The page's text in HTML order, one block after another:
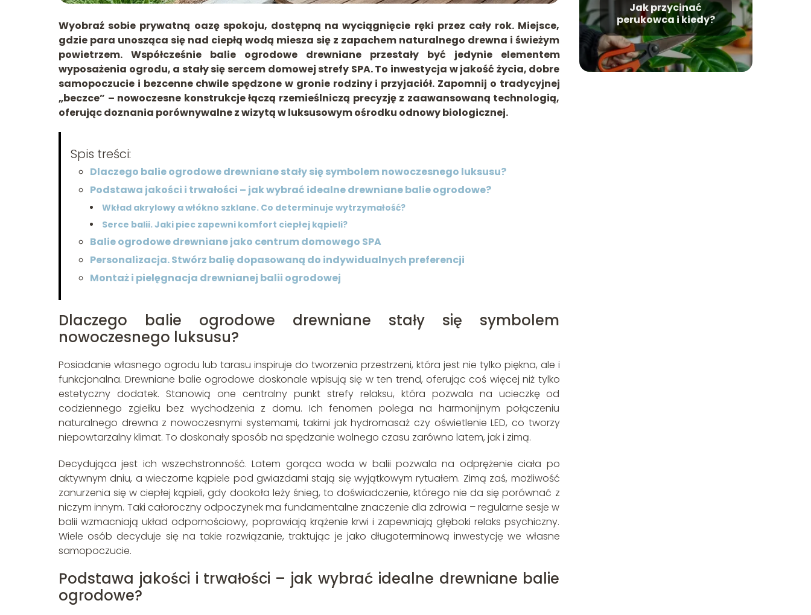
Wyobraź sobie prywatną oazę spokoju, dostępną na wyciągnięcie ręki przez cały rok. Miejsce,
gdzie para unosząca się nad ciepłą wodą miesza się z zapachem naturalnego drewna i świeżym
powietrzem. Współcześnie balie ogrodowe drewniane przestały być jedynie elementem
wyposażenia ogrodu, a stały się sercem domowej strefy SPA. To inwestycja w jakość życia, dobre
samopoczucie i bezcenne chwile spędzone w gronie rodziny i przyjaciół. Zapomnij o tradycyjnej
„beczce” – nowoczesne konstrukcje łączą rzemieślniczą precyzję z zaawansowaną technologią,
oferując doznania porównywalne z wizytą w luksusowym ośrodku odnowy biologicznej.
Spis treści:
Dlaczego balie ogrodowe drewniane stały się symbolem nowoczesnego luksusu?
Podstawa jakości i trwałości – jak wybrać idealne drewniane balie ogrodowe?
Wkład akrylowy a włókno szklane. Co determinuje wytrzymałość?
Serce balii. Jaki piec zapewni komfort ciepłej kąpieli?
Balie ogrodowe drewniane jako centrum domowego SPA
Personalizacja. Stwórz balię dopasowaną do indywidualnych preferencji
Montaż i pielęgnacja drewnianej balii ogrodowej
Dlaczego balie ogrodowe drewniane stały się symbolem
nowoczesnego luksusu?
Posiadanie własnego ogrodu lub tarasu inspiruje do tworzenia przestrzeni, która jest nie tylko piękna, ale i
funkcjonalna. Drewniane balie ogrodowe doskonale wpisują się w ten trend, oferując coś więcej niż tylko
estetyczny dodatek. Stanowią one centralny punkt strefy relaksu, która pozwala na ucieczkę od
codziennego zgiełku bez wychodzenia z domu. Ich fenomen polega na harmonijnym połączeniu
naturalnego drewna z nowoczesnymi systemami, takimi jak hydromasaż czy oświetlenie LED, co tworzy
niepowtarzalny klimat. To doskonały sposób na spędzanie wolnego czasu zarówno latem, jak i zimą.
Decydująca jest ich wszechstronność. Latem gorąca woda w balii pozwala na odprężenie ciała po
aktywnym dniu, a wieczorne kąpiele pod gwiazdami stają się wyjątkowym rytuałem. Zimą zaś, możliwość
zanurzenia się w ciepłej kąpieli, gdy dookoła leży śnieg, to doświadczenie, którego nie da się porównać z
niczym innym. Taki całoroczny odpoczynek ma fundamentalne znaczenie dla zdrowia – regularne sesje w
balii wzmacniają układ odpornościowy, poprawiają krążenie krwi i zapewniają głęboki relaks psychiczny.
Wiele osób decyduje się na takie rozwiązanie, traktując je jako długoterminową inwestycję we własne
samopoczucie.
Podstawa jakości i trwałości – jak wybrać idealne drewniane balie
ogrodowe?
Jak przycinać
perukowca i kiedy?